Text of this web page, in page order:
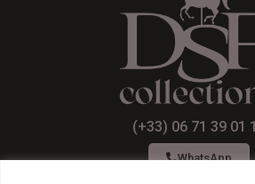
(+33) 06 71 39 01
WhatsApp